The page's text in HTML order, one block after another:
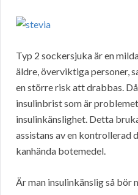
Typ 2 sockersjuka är en
äldre, överviktiga personer,
en större risk att drabbas.
insulinbrist som är
insulinkänslighet. Detta
assistans av en kontrollerad
kanhända botemedel.
Är man insulinkänslig så bör